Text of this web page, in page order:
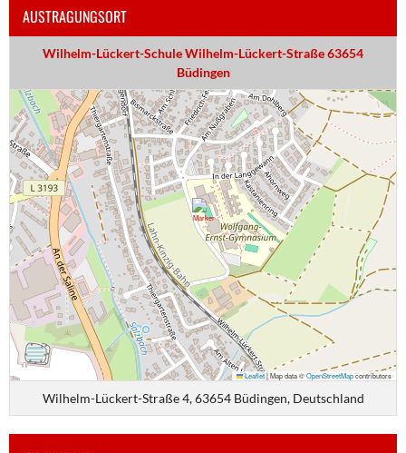
AUSTRAGUNGSORT
Wilhelm-Lückert-Schule Wilhelm-Lückert-Straße 63654
Büdingen
Leaflet|Map data ©OpenStreetMapcontributors
Wilhelm-Lückert-Straße 4, 63654 Büdingen, Deutschland